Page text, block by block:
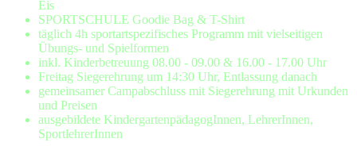
Eis
SPORTSCHULE Goodie Bag & T-Shirt
täglich 4h sportartspezifisches Programm mit vielseitigen
Übungs- und Spielformen
inkl. Kinderbetreuung 08.00 - 09.00 & 16.00 - 17.00 Uhr
Freitag Siegerehrung um 14:30 Uhr, Entlassung danach
gemeinsamer Campabschluss mit Siegerehrung mit Urkunden
und Preisen
ausgebildete KindergartenpädagogInnen, LehrerInnen,
SportlehrerInnen